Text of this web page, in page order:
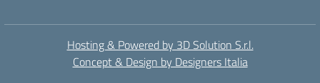
Hosting & Powered by 3D Solution S.r.l.
Concept & Design by Designers Italia